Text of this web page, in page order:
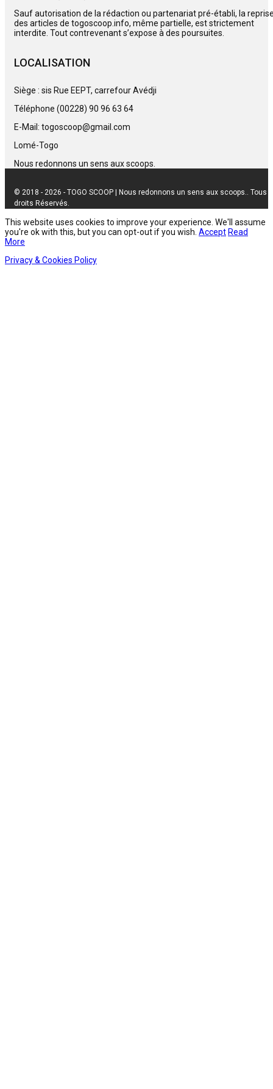
Sauf autorisation de la rédaction ou partenariat pré-établi, la
des articles de togoscoop.info, même partielle, est strictement
interdite. Tout contrevenant s’expose à des poursuites.
LOCALISATION
Siège : sis Rue EEPT, carrefour Avédji
Téléphone (00228) 90 96 63 64
E-Mail: togoscoop@gmail.com
Lomé-Togo
Nous redonnons un sens aux scoops.
© 2018 - 2026 - TOGO SCOOP | Nous redonnons un sens aux scoops.. Tous
droits Réservés.
This website uses cookies to improve your experience. We'll assume
you're ok with this, but you can opt-out if you wish. Accept Read
More
Privacy & Cookies Policy